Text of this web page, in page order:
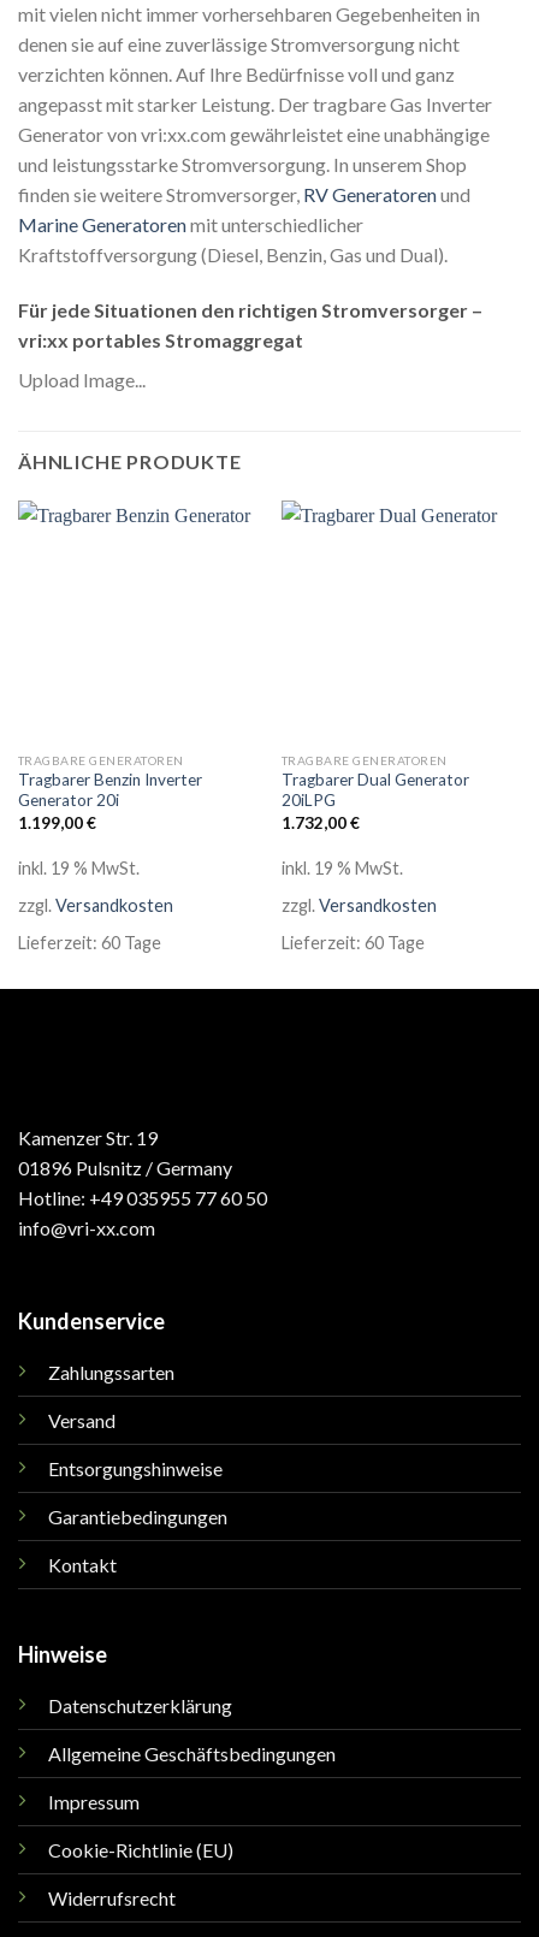
mit vielen nicht immer vorhersehbaren Gegebenheiten in
denen sie auf eine zuverlässige Stromversorgung nicht
verzichten können. Auf Ihre Bedürfnisse voll und ganz
angepasst mit starker Leistung. Der tragbare Gas Inverter
Generator von vri:xx.com gewährleistet eine unabhängige
und leistungsstarke Stromversorgung. In unserem Shop
finden sie weitere Stromversorger, RV Generatorenund
Marine Generatorenmit unterschiedlicher
Kraftstoffversorgung (Diesel, Benzin, Gas und Dual).
Für jede Situationen den richtigen Stromversorger –
vri:xx portables Stromaggregat
Upload Image...
ÄHNLICHE PRODUKTE
TRAGBARE GENERATOREN
Tragbarer Benzin Inverter
Generator 20i
1.199,00€
inkl. 19 % MwSt.
zzgl.Versandkosten
Lieferzeit: 60 Tage
TRAGBARE GENERATOREN
Tragbarer Dual Generator
20iLPG
1.732,00€
inkl. 19 % MwSt.
zzgl.Versandkosten
Lieferzeit: 60 Tage
Kamenzer Str. 19
01896 Pulsnitz / Germany
Hotline: +49 035955 77 60 50
info@vri-xx.com
Kundenservice
Zahlungssarten
Versand
Entsorgungshinweise
Garantiebedingungen
Kontakt
Hinweise
Datenschutzerklärung
Allgemeine Geschäftsbedingungen
Impressum
Cookie-Richtlinie (EU)
Widerrufsrecht